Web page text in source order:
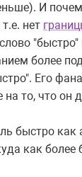
И
нет
"быстро"
более
Его
то, что он
быстро
как